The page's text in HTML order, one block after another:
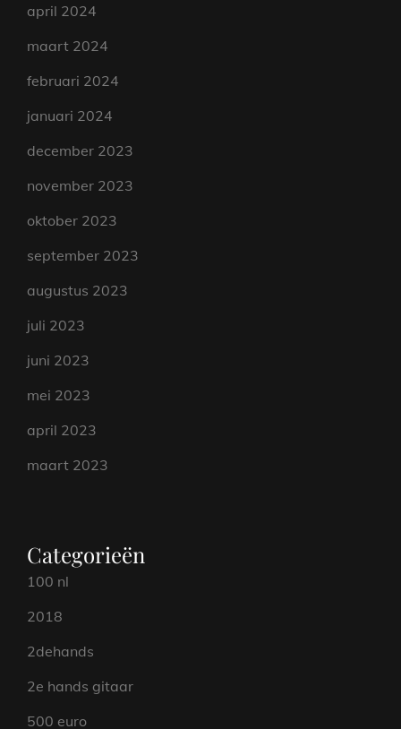
april 2024
maart 2024
februari 2024
januari 2024
december 2023
november 2023
oktober 2023
september 2023
augustus 2023
juli 2023
juni 2023
mei 2023
april 2023
maart 2023
Categorieën
100 nl
2018
2dehands
2e hands gitaar
500 euro